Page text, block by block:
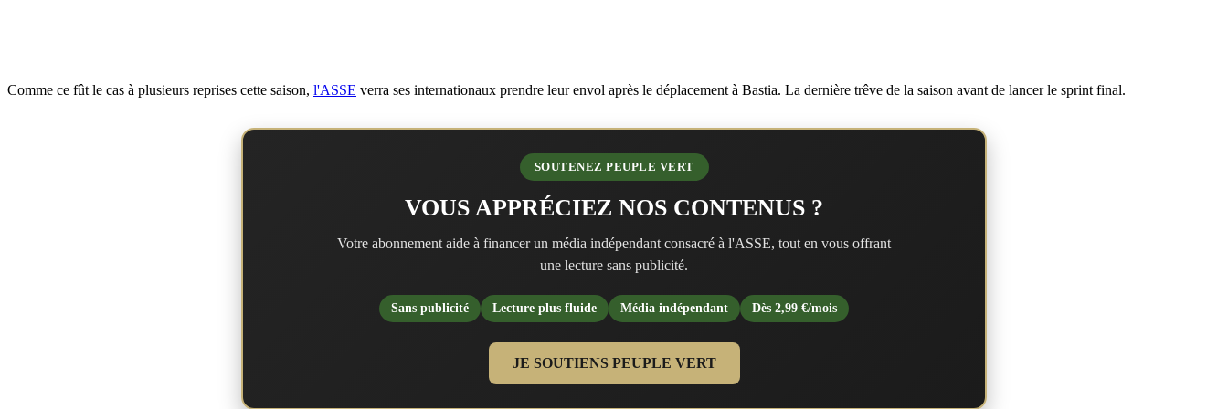
Comme ce fût le cas à plusieurs reprises cette saison, l'ASSE verra ses internationaux prendre leur envol après le déplacement à Bastia. La dernière trêve de la saison avant de lancer le sprint final.
SOUTENEZ PEUPLE VERT
VOUS APPRÉCIEZ NOS CONTENUS ?
Votre abonnement aide à financer un média indépendant consacré à l'ASSE, tout en vous offrant
une lecture sans publicité.
Sans publicité Lecture plus fluide Média indépendant Dès 2,99 €/mois
JE SOUTIENS PEUPLE VERT